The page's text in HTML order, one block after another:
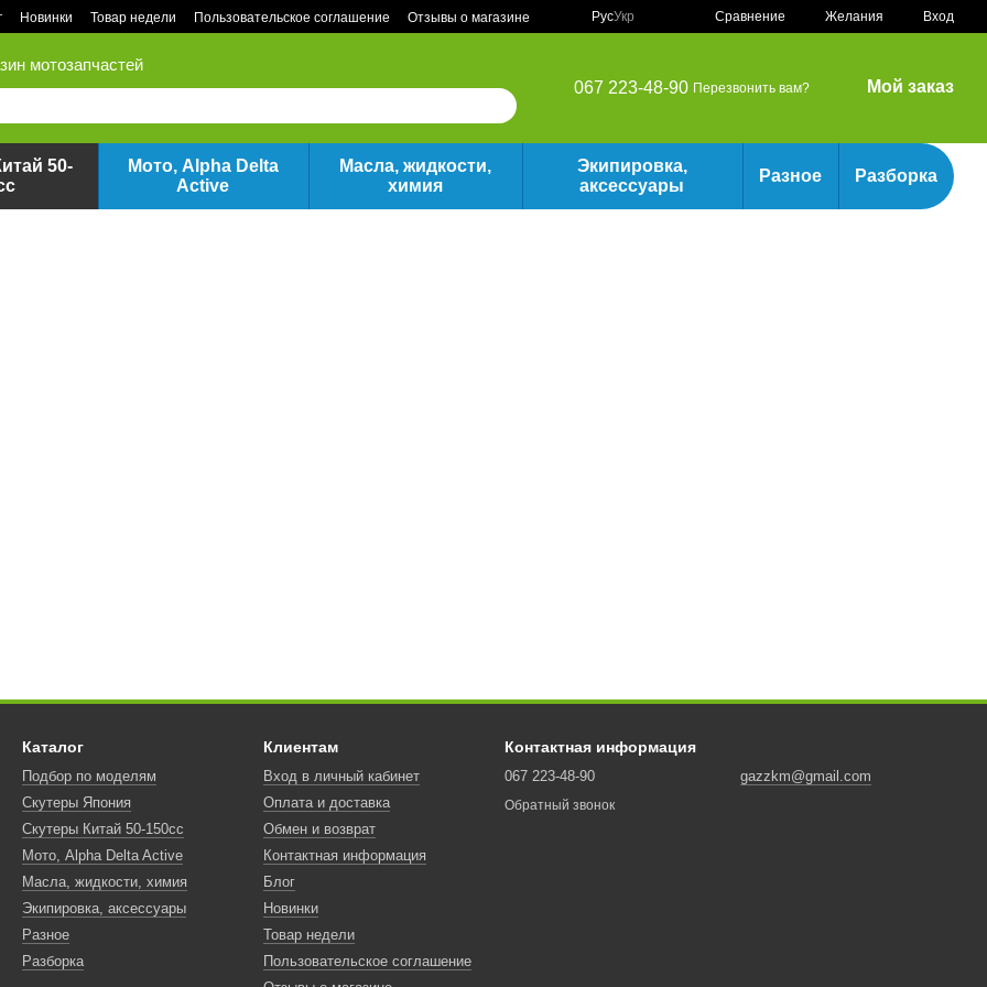
Новинки Товар недели Пользовательское соглашение Отзывы о магазине РусУкр Сравнение Желания Вход
мотозапчастей
067 223-48-90 Перезвонить вам? Мой заказ
50-
Мото, Alpha Delta
Active
Масла, жидкости,
химия
Экипировка,
аксессуары
Разное Разборка
Каталог
Подбор по моделям
Скутеры Япония
Скутеры Китай 50-150сс
Мото, Alpha Delta Active
Масла, жидкости, химия
Экипировка, аксессуары
Разное
Разборка
Клиентам
Вход в личный кабинет
Оплата и доставка
Обмен и возврат
Контактная информация
Блог
Новинки
Товар недели
Пользовательское соглашение
Контактная информация
067 223-48-90
Обратный звонок
gazzkm@gmail.com